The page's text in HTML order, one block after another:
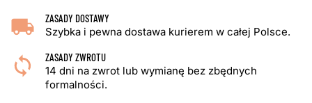
ZASADY DOSTAWY
Szybka i pewna dostawa kurierem w całej Polsce.
ZASADY ZWROTU
14 dni na zwrot lub wymianę bez zbędnych
formalności.